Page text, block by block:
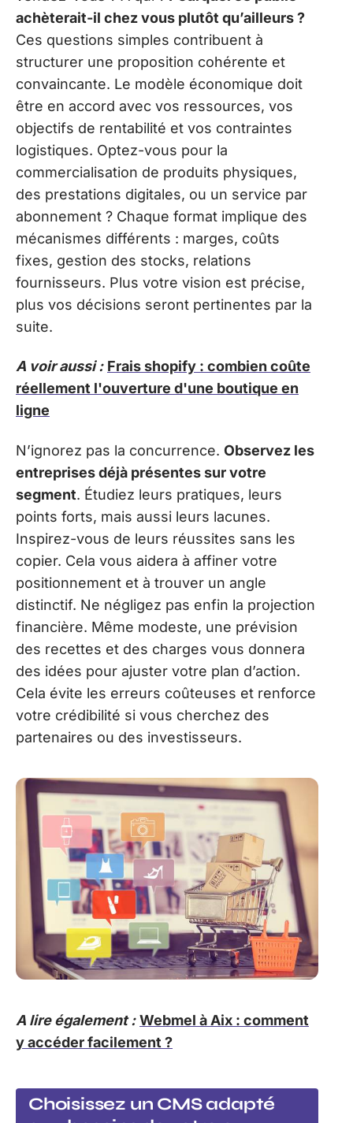
achèterait-il chez vous plutôt qu’ailleurs ?
Ces questions simples contribuent à
structurer une proposition cohérente et
convaincante. Le modèle économique doit
être en accord avec vos ressources, vos
objectifs de rentabilité et vos contraintes
logistiques. Optez-vous pour la
commercialisation de produits physiques,
des prestations digitales, ou un service par
abonnement ? Chaque format implique des
mécanismes différents : marges, coûts
fixes, gestion des stocks, relations
fournisseurs. Plus votre vision est précise,
plus vos décisions seront pertinentes par la
suite.
A voir aussi : Frais shopify : combien coûte
réellement l'ouverture d'une boutique en
ligne
N’ignorez pas la concurrence. Observez les
entreprises déjà présentes sur votre
segment. Étudiez leurs pratiques, leurs
points forts, mais aussi leurs lacunes.
Inspirez-vous de leurs réussites sans les
copier. Cela vous aidera à affiner votre
positionnement et à trouver un angle
distinctif. Ne négligez pas enfin la projection
financière. Même modeste, une prévision
des recettes et des charges vous donnera
des idées pour ajuster votre plan d’action.
Cela évite les erreurs coûteuses et renforce
votre crédibilité si vous cherchez des
partenaires ou des investisseurs.
A lire également : Webmel à Aix : comment
y accéder facilement ?
Choisissez un CMS adapté